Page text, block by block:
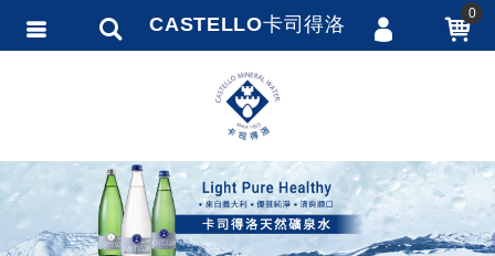
CASTELLO卡司得洛 0
會員登入
會員註冊
訂單查詢
追蹤清單
繁體中文